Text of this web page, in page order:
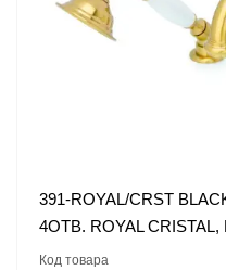
391-ROYAL/CRST
4ОТВ. ROYAL
Код товара